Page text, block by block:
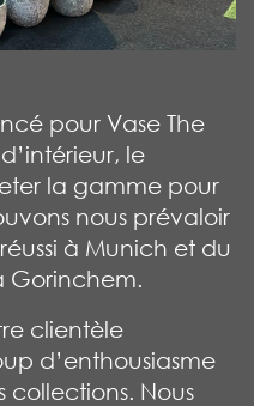
pour Vase The
le
la gamme pour
nous prévaloir
à Munich et du
Gorinchem.
clientèle
d’enthousiasme
collections. Nous